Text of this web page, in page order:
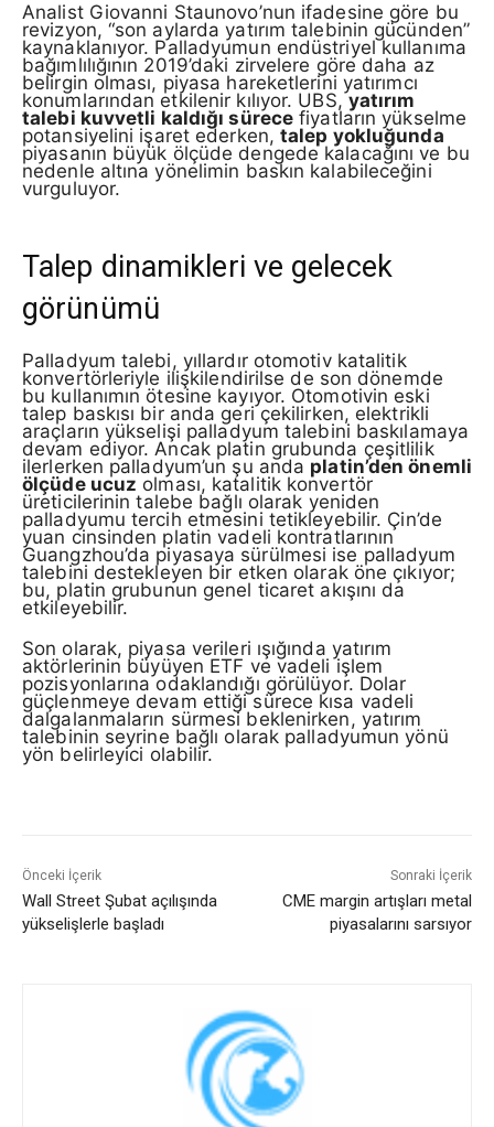
Analist Giovanni Staunovo’nun ifadesine göre bu
revizyon, “son aylarda yatırım talebinin gücünden”
kaynaklanıyor. Palladyumun endüstriyel kullanıma
bağımlılığının 2019’daki zirvelere göre daha az
belirgin olması, piyasa hareketlerini yatırımcı
konumlarından etkilenir kılıyor. UBS,yatırım
talebi kuvvetli kaldığı sürece fiyatların yükselme
potansiyelini işaret ederken,talep yokluğunda
piyasanın büyük ölçüde dengede kalacağını ve bu
nedenle altına yönelimin baskın kalabileceğini
vurguluyor.
Talep dinamikleri ve gelecek
görünümü
Palladyum talebi, yıllardır otomotiv katalitik
konvertörleriyle ilişkilendirilse de son dönemde
bu kullanımın ötesine kayıyor. Otomotivin eski
talep baskısı bir anda geri çekilirken, elektrikli
araçların yükselişi palladyum talebini baskılamaya
devam ediyor. Ancak platin grubunda çeşitlilik
ilerlerken palladyum’un şu anda platin’den önemli
ölçüde ucuz olması, katalitik konvertör
üreticilerinin talebe bağlı olarak yeniden
palladyumu tercih etmesini tetikleyebilir. Çin’de
yuan cinsinden platin vadeli kontratlarının
Guangzhou’da piyasaya sürülmesi ise palladyum
talebini destekleyen bir etken olarak öne çıkıyor;
bu, platin grubunun genel ticaret akışını da
etkileyebilir.
Son olarak, piyasa verileri ışığında yatırım
aktörlerinin büyüyen ETF ve vadeli işlem
pozisyonlarına odaklandığı görülüyor. Dolar
güçlenmeye devam ettiği sürece kısa vadeli
dalgalanmaların sürmesi beklenirken, yatırım
talebinin seyrine bağlı olarak palladyumun yönü
yön belirleyici olabilir.
Önceki İçerik
Wall Street Şubat açılışında
yükselişlerle başladı
Sonraki İçerik
CME margin artışları metal
piyasalarını sarsıyor